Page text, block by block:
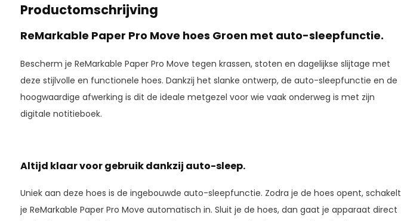
Productomschrijving
ReMarkable Paper Pro Move hoes Groen met auto-sleepfunctie.
Bescherm je ReMarkable Paper Pro Move tegen krassen, stoten en dagelijkse slijtage met
deze stijlvolle en functionele hoes. Dankzij het slanke ontwerp, de auto-sleepfunctie en de
hoogwaardige afwerking is dit de ideale metgezel voor wie vaak onderweg is met zijn
digitale notitieboek.
Altijd klaar voor gebruik dankzij auto-sleep.
Uniek aan deze hoes is de ingebouwde auto-sleepfunctie. Zodra je de hoes opent, schakelt
je ReMarkable Paper Pro Move automatisch in. Sluit je de hoes, dan gaat je apparaat direct